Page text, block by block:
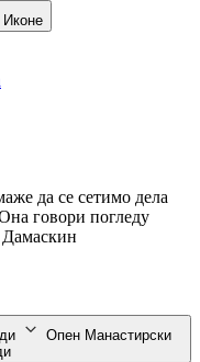
да се сетимо дела
говори погледу
Дамаскин
Опен Манастирски